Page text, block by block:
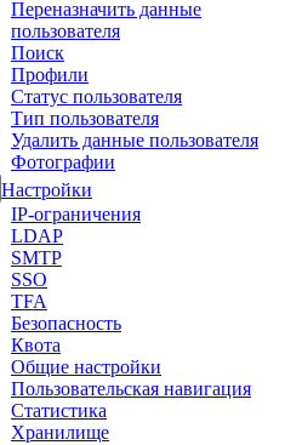
Переназначить данные
пользователя
Поиск
Профили
Статус пользователя
Тип пользователя
Удалить данные пользователя
Фотографии
Настройки
IP-ограничения
LDAP
SMTP
SSO
TFA
Безопасность
Квота
Общие настройки
Пользовательская навигация
Статистика
Хранилище